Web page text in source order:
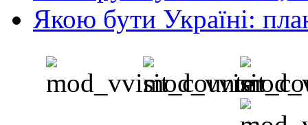
Якою бути Україні: